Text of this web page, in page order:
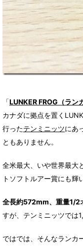
「LUNKER FROG（ラン
カナダに拠点を置く
行ったテンミニッツにあ
ともありません。
全米最大、いや世界最大
トソフトルアー賞にも輝
全長約572mm、重量1/2
すが、テンミニッツでは
ではでは、そんなランカ